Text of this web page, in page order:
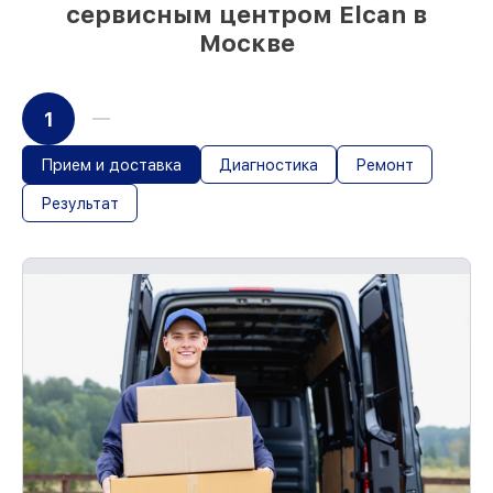
сервисным центром Elcan в
Москве
1
Прием и доставка Диагностика Ремонт
Результат